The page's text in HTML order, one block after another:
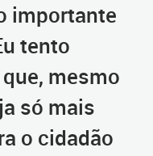
importante
tento
mesmo
só mais
o cidadão